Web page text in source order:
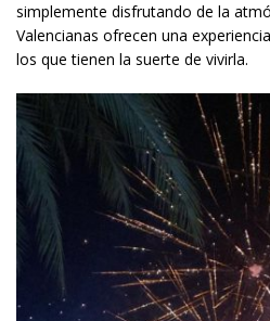
simplemente disfrutando de la
Valencianas ofrecen una
los que tienen la suerte de vivirla.